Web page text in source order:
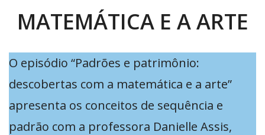
MATEMÁTICA E A ARTE
O episódio “Padrões e patrimônio:
descobertas com a matemática e a arte”
apresenta os conceitos de sequência e
padrão com a professora Danielle Assis,